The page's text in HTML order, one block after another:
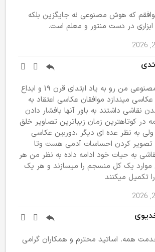
که هوش مصنوعی نه جایگزین بلکه
در دست منتور و معلم است.
هوش مصنوعی من رو به یاد ابتدای قرن ۱۹ و ابداع
میندازد موافقان عکاسی اعتقاد به
نقاشی داشتند به باور آنها بافشار دادن
در کوتاهترین زمان زیباترین تصاویر خلق
به نظر عده ای دیگر ،دوربین عکاسی
تصویر کردن احساسات آدمی هست وتا
به حیات خود ادامه داده به نظر من هر
موارد یک کل منسجم را میسازند و هر یک
تکمیل میکنند
همه. اساتید محترم و همکاران گرامی